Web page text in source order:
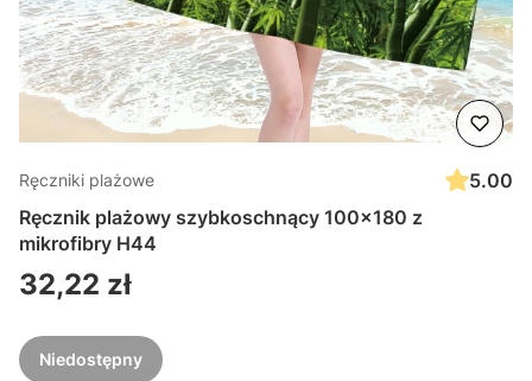
Ręczniki plażowe
5.00
Ręcznik plażowy szybkoschnący 100x180 z
mikrofibry H44
Cena
32,22 zł
Niedostępny